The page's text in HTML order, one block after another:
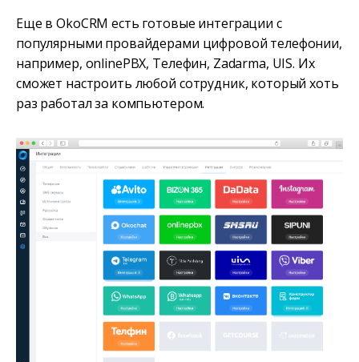
Еще в OkoCRM есть готовые интеграции с
популярными провайдерами цифровой телефонии,
например, onlinePBX, Телефин, Zadarma, UIS. Их
сможет настроить любой сотрудник, который хоть
раз работал за компьютером.